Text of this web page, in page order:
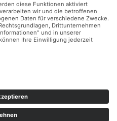
Informationen